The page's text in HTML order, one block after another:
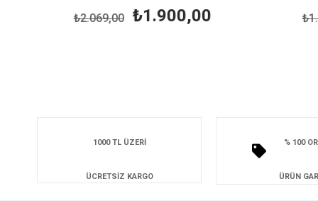
₺1.900,00
₺2.069,00
1000 TL ÜZERİ
ÜCRETSİZ KARGO
% 100
ÜRÜN